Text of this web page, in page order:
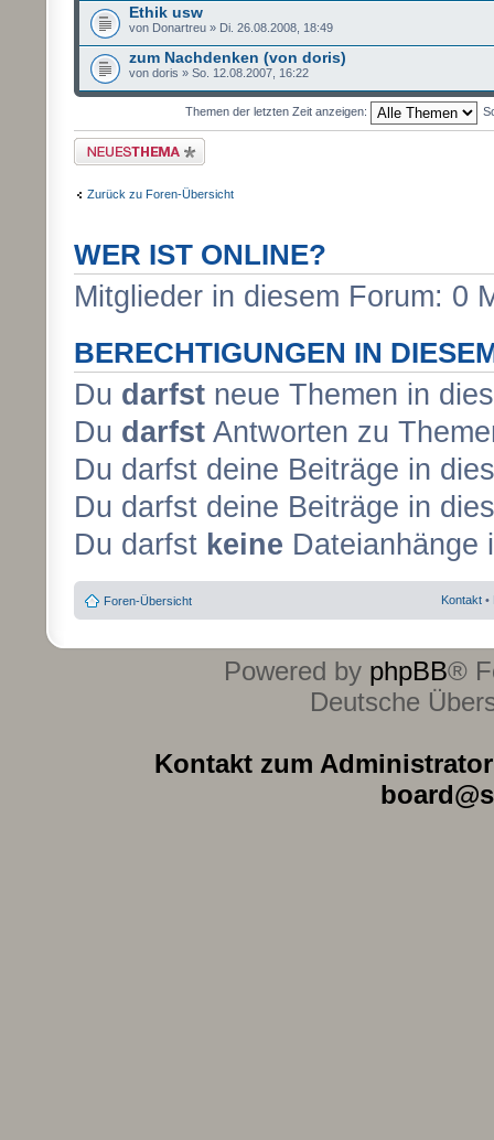
Ethik usw
von Donartreu » Di. 26.08.2008, 18:49
zum Nachdenken (von doris)
von doris » So. 12.08.2007, 16:22
Themen der letzten Zeit anzeigen:
Neues Thema erstellen
Zurück zu Foren-Übersicht
WER IST ONLINE?
Mitglieder in diesem Forum: 0
BERECHTIGUNGEN IN
Du darfst neue Themen in
Du darfst Antworten zu
Du darfst deine Beiträge in
Du darfst deine Beiträge in
Du darfst keine Dateianhänge
Foren-Übersicht Kontakt •
Powered by phpBB®
Deutsche
Kontakt zum